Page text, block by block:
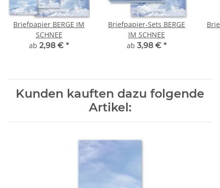
Briefpapier BERGE IM
SCHNEE
ab 2,98 € *
Briefpapier-Sets BERGE
IM SCHNEE
ab 3,98 € *
Kunden kauften dazu folgende
Artikel: